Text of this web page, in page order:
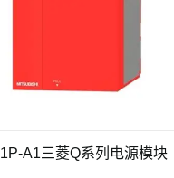
三菱Q系列电源模块